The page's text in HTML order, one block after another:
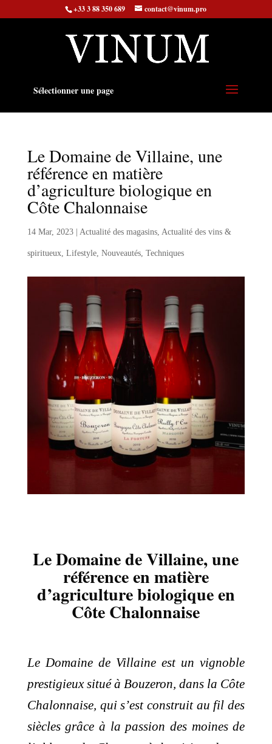
+33 3 88 350 689 contact@vinum.pro
Sélectionner une page
Le Domaine de Villaine, une
référence en matière
d’agriculture biologique en
Côte Chalonnaise
14 Mar, 2023| Actualité des magasins, Actualité des vins &
spiritueux, Lifestyle, Nouveautés, Techniques
Le Domaine de Villaine, une
référence en matière
d’agriculture biologique en
Côte Chalonnaise
Le Domaine de Villaine est un vignoble
prestigieux situé à Bouzeron, dans la Côte
Chalonnaise, qui s’est construit au fil des
siècles grâce à la passion des moines de